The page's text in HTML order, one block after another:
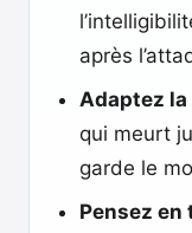
après
Adaptez la
qui meurt
garde le
Pensez